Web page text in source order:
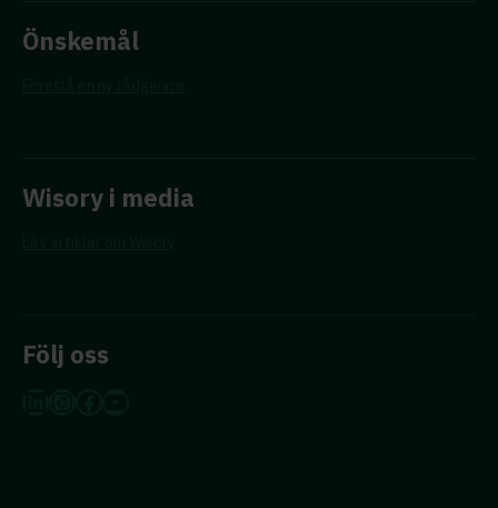
Önskemål
Wisory i media
Följ oss